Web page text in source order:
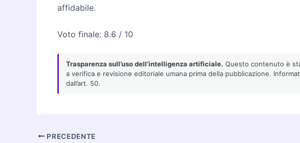
affidabile.
Voto finale: 8.6 / 10
Trasparenza sull’uso dell’intelligenza artificiale. Questo contenuto è
a verifica e revisione editoriale umana prima della pubblicazione.
dall’art. 50.
Navigazione
PRECEDENTE